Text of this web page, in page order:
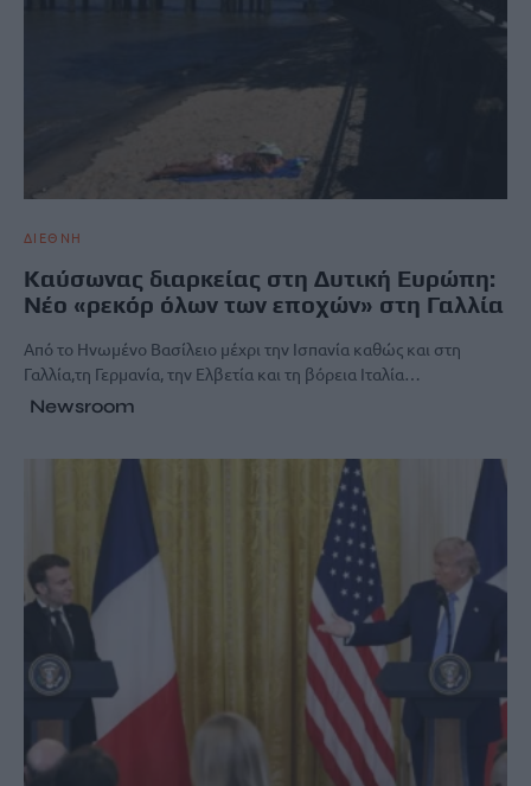
ΔΙΕΘΝΗ
Καύσωνας διαρκείας στη Δυτική Ευρώπη:
Νέο «ρεκόρ όλων των εποχών» στη Γαλλία
Από το Ηνωμένο Βασίλειο μέχρι την Ισπανία καθώς και στη
Γαλλία,τη Γερμανία, την Ελβετία και τη βόρεια Ιταλία…
Newsroom